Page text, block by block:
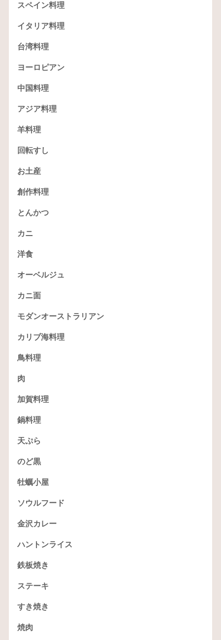
スペイン料理
イタリア料理
台湾料理
ヨーロピアン
中国料理
アジア料理
羊料理
回転すし
お土産
創作料理
とんかつ
カニ
洋食
オーベルジュ
カニ面
モダンオーストラリアン
カリブ海料理
鳥料理
肉
加賀料理
鍋料理
天ぷら
のど黒
牡蠣小屋
ソウルフード
金沢カレー
ハントンライス
鉄板焼き
ステーキ
すき焼き
焼肉